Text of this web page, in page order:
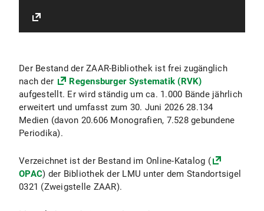
Der Bestand der ZAAR-Bibliothek ist frei zugänglich
nach der
Regensburger Systematik (RVK)
aufgestellt. Er wird ständig um ca. 1.000 Bände jährlich
erweitert und umfasst zum 30. Juni 2026 28.134
Medien (davon 20.606 Monografien, 7.528 gebundene
Periodika).
Verzeichnet ist der Bestand im Online-Katalog (
OPAC) der Bibliothek der LMU unter dem Standortsigel
0321 (Zweigstelle ZAAR).